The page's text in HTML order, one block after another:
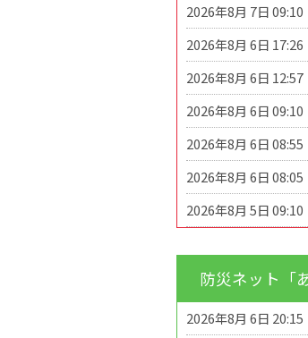
2026年8月 7日 09:10
2026年8月 6日 17:26
2026年8月 6日 12:57
2026年8月 6日 09:10
2026年8月 6日 08:55
2026年8月 6日 08:05
2026年8月 5日 09:10
防災ネット「
2026年8月 6日 20:15